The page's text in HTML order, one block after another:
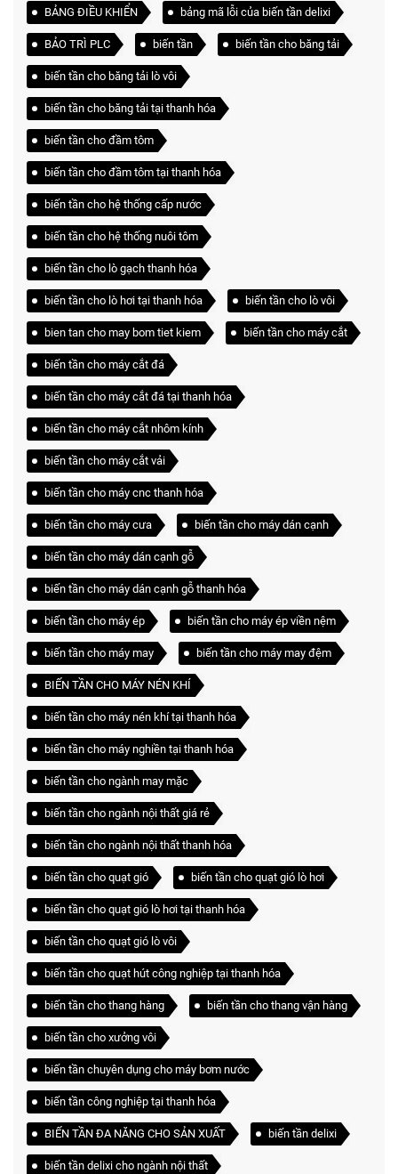
BẢNG ĐIỀU KHIỂN bảng mã lỗi của biến tần delixi
BẢO TRÌ PLC biến tần biến tần cho băng tải
biến tần cho băng tải lò vôi
biến tần cho băng tải tại thanh hóa
biến tần cho đầm tôm
biến tần cho đầm tôm tại thanh hóa
biến tần cho hệ thống cấp nước
biến tần cho hệ thống nuôi tôm
biến tần cho lò gạch thanh hóa
biến tần cho lò hơi tại thanh hóa biến tần cho lò vôi
bien tan cho may bom tiet kiem biến tần cho máy cắt
biến tần cho máy cắt đá
biến tần cho máy cắt đá tại thanh hóa
biến tần cho máy cắt nhôm kính
biến tần cho máy cắt vải
biến tần cho máy cnc thanh hóa
biến tần cho máy cưa biến tần cho máy dán cạnh
biến tần cho máy dán cạnh gỗ
biến tần cho máy dán cạnh gỗ thanh hóa
biến tần cho máy ép biến tần cho máy ép viền nệm
biến tần cho máy may biến tần cho máy may đệm
BIẾN TẦN CHO MÁY NÉN KHÍ
biến tần cho máy nén khí tại thanh hóa
biến tần cho máy nghiền tại thanh hóa
biến tần cho ngành may mặc
biến tần cho ngành nội thất giá rẻ
biến tần cho ngành nội thất thanh hóa
biến tần cho quạt gió biến tần cho quạt gió lò hơi
biến tần cho quạt gió lò hơi tại thanh hóa
biến tần cho quạt gió lò vôi
biến tần cho quạt hút công nghiệp tại thanh hóa
biến tần cho thang hàng biến tần cho thang vận hàng
biến tần cho xưởng vôi
biến tần chuyên dụng cho máy bơm nước
biến tần công nghiệp tại thanh hóa
BIẾN TẦN ĐA NĂNG CHO SẢN XUẤT biến tần delixi
biến tần delixi cho ngành nội thất